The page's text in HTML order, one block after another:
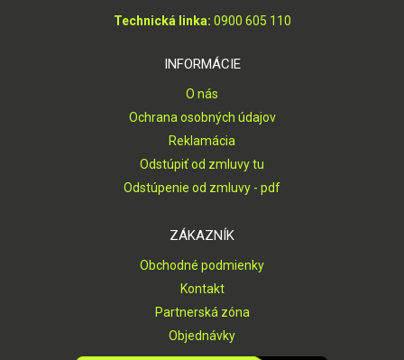
Technická linka: 0900 605 110
INFORMÁCIE
O nás
Ochrana osobných údajov
Reklamácia
Odstúpiť od zmluvy tu
Odstúpenie od zmluvy - pdf
ZÁKAZNÍK
Obchodné podmienky
Kontakt
Partnerská zóna
Objednávky